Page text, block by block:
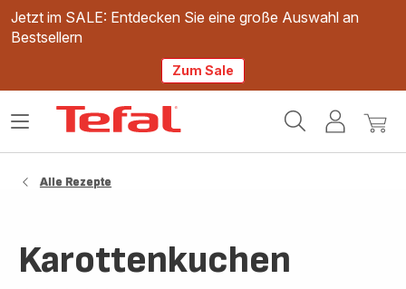
Jetzt im SALE: Entdecken Sie eine große Auswahl an
Bestsellern
Zum Sale
Mein
Mein
Das
Alle Rezepte
Karottenkuchen